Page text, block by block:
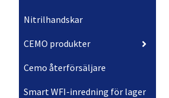
Nitrilhandskar
CEMO produkter
Cemo återförsäljare
Smart WFI-inredning för lager